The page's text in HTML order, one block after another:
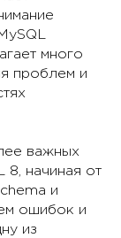
много
проблем и
важных
8, начиная от
и
ошибок и
из